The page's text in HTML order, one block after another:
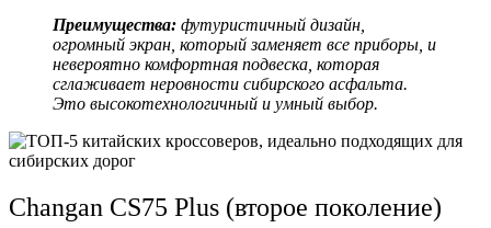
Преимущества: футуристичный дизайн,
огромный экран, который заменяет все приборы, и
невероятно комфортная подвеска, которая
сглаживает неровности сибирского асфальта.
Это высокотехнологичный и умный выбор.
Changan CS75 Plus (второе поколение)